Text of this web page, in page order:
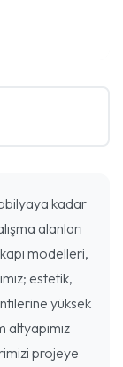
kadar
alanları
modelleri,
estetik,
yüksek
projeye